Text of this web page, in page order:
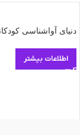
دنیای آواشناسی
اطلاعات بیشتر